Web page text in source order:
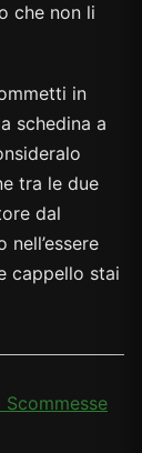
che non li
in
schedina a
tra le due
dal
cappello stai
Scommesse